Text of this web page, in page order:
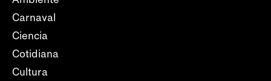
Carnaval
Ciencia
Cotidiana
Cultura